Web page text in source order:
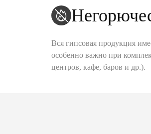
Вся гипсовая продукция
особенно важно при
центров, кафе, баров и др.).